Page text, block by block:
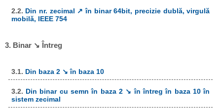
2.2. Din nr. zecimal ↗ în binar 64bit, precizie dublă, virgulă
mobilă, IEEE 754
3. Binar ↘ Întreg
3.1. Din baza 2 ↘ în baza 10
3.2. Din binar cu semn în baza 2 ↘ în întreg în baza 10 în
sistem zecimal